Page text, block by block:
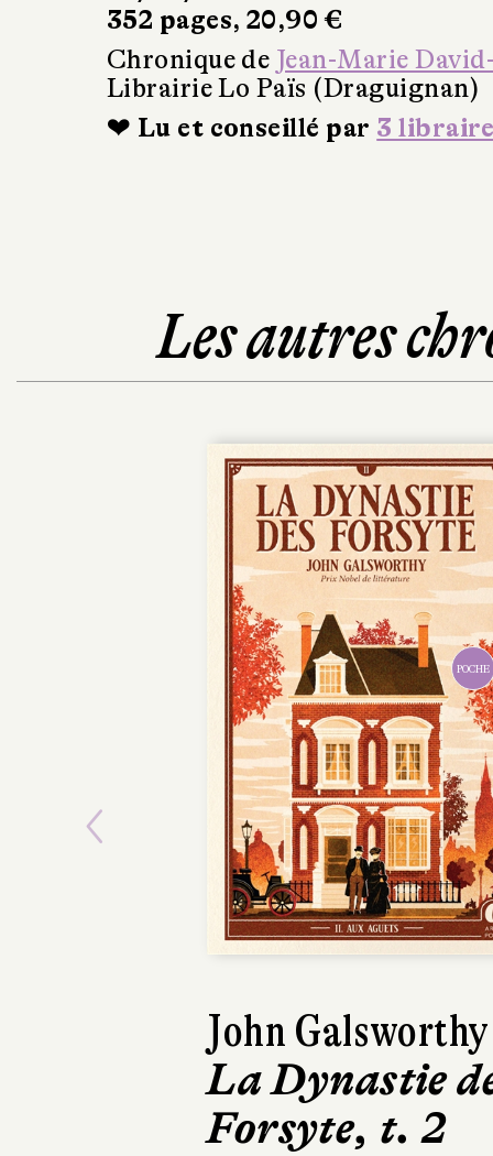
352 pages, 20,90 €
Chronique de Jean-Marie
Librairie Lo Païs (Draguignan)
❤ Lu et conseillé par 3
Les autres
POCHE
John Galsworthy
La Dynastie
Forsyte, t. 3
Previous